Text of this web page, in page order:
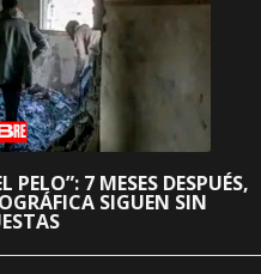
7 MESES DESPUÉS,
SIGUEN SIN